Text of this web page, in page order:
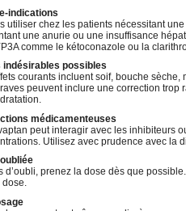
indications
utiliser chez les patients nécessitant
une anurie ou une insuffisance
comme le kétoconazole ou la
indésirables possibles
courants incluent soif, bouche
peuvent inclure une correction
médicamenteuses
peut interagir avec les inhibiteurs
Utilisez avec prudence avec la
d’oubli, prenez la dose dès que
dose.